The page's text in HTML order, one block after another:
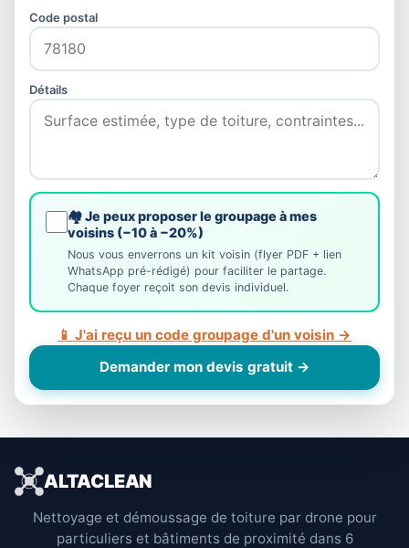
Code postal
Détails
🏘️ Je peux proposer le groupage à mes
voisins (−10 à −20%)
Nous vous enverrons un kit voisin (flyer PDF + lien
WhatsApp pré-rédigé) pour faciliter le partage.
Chaque foyer reçoit son devis individuel.
📱 J'ai reçu un code groupage d'un voisin →
Demander mon devis gratuit →
ALTACLEAN
Nettoyage et démoussage de toiture par drone pour
particuliers et bâtiments de proximité dans 6